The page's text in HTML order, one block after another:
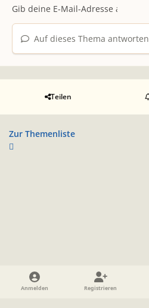
Auf dieses Thema antworten
Teilen
Zur Themenliste
Heller Modus
Dunkler ModusSystemeinstellung
Anmelden Registrieren